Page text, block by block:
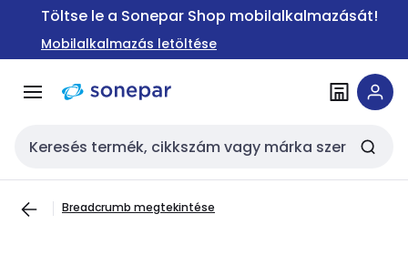
Ugrás a
Ugrás a
tartalomra
Töltse le a Sonepar Shop mobilalkalmazását!
Mobilalkalmazás letöltése
Keresési bemenet
Breadcrumb megtekintése